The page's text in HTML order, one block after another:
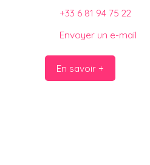
+33 6 81 94 75 22
Envoyer un e-mail
En savoir +